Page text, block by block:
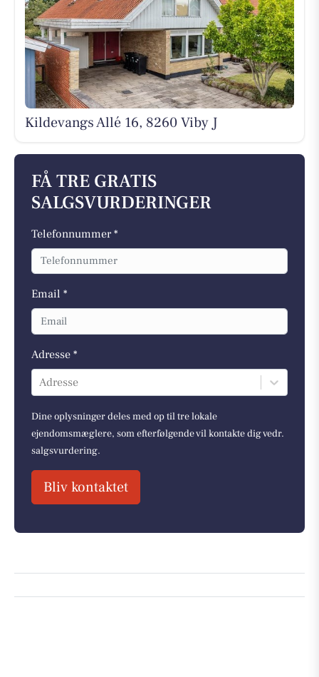
Kildevangs Allé 16, 8260 Viby J
FÅ TRE GRATIS
SALGSVURDERINGER
Telefonnummer *
Email *
Adresse *
Adresse
Dine oplysninger deles med op til tre lokale
ejendomsmæglere, som efterfølgende vil kontakte dig vedr.
salgsvurdering.
Bliv kontaktet